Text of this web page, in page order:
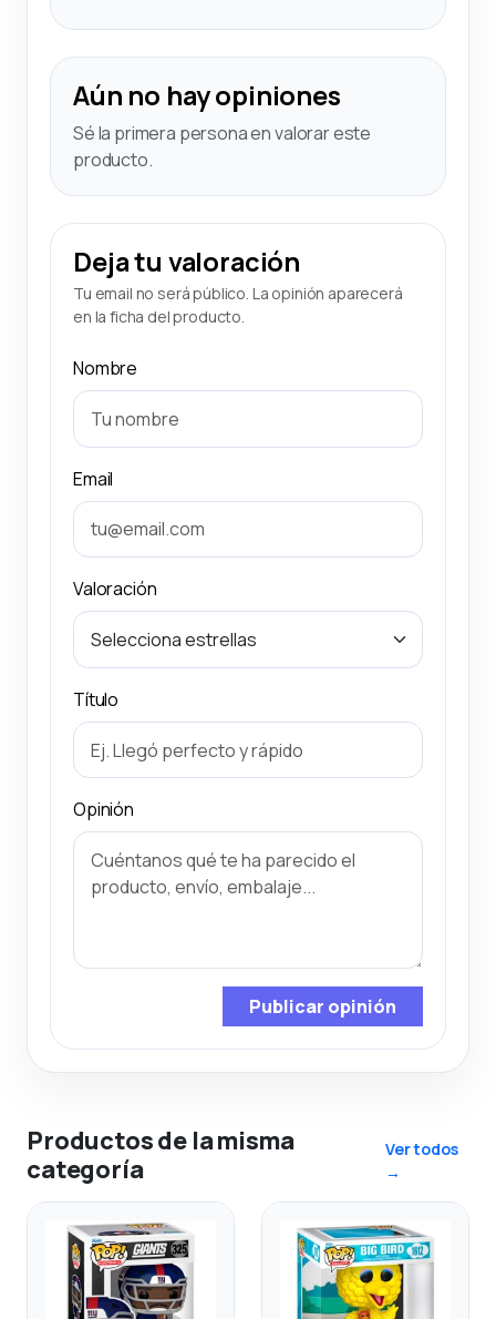
Aún no hay opiniones
Sé la primera persona en valorar este
producto.
Deja tu valoración
Tu email no será público. La opinión aparecerá
en la ficha del producto.
Nombre
Email
Valoración
Título
Opinión
Publicar opinión
Productos de la misma
categoría
Ver todos
→